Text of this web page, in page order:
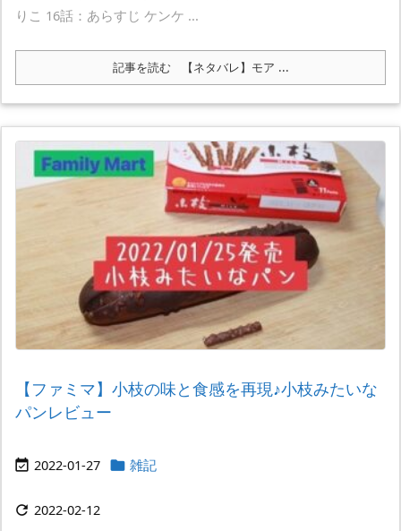
りこ 16話：あらすじ ケンケ ...
記事を読む 【ネタバレ】モア ...
【ファミマ】小枝の味と食感を再現♪小枝みたいな
パンレビュー
 2022-01-27  雑記
 2022-02-12